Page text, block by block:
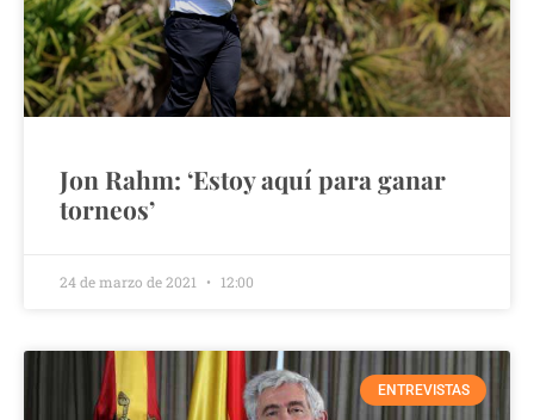
Jon Rahm: ‘Estoy aquí para ganar
torneos’
24 de marzo de 2021 12:00
ENTREVISTAS